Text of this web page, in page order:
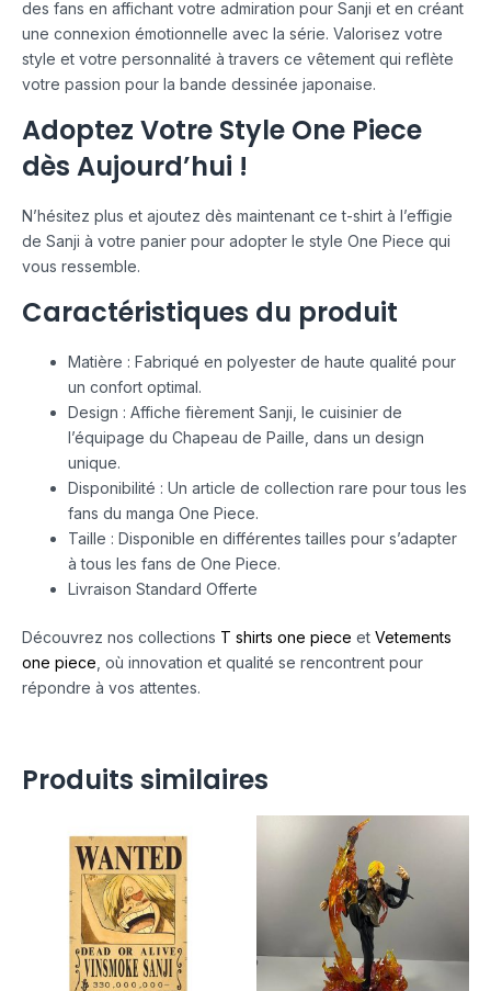
des fans en affichant votre admiration pour Sanji et en créant
une connexion émotionnelle avec la série. Valorisez votre
style et votre personnalité à travers ce vêtement qui reflète
votre passion pour la bande dessinée japonaise.
Adoptez Votre Style One Piece
dès Aujourd’hui !
N’hésitez plus et ajoutez dès maintenant ce t-shirt à l’effigie
de Sanji à votre panier pour adopter le style One Piece qui
vous ressemble.
Caractéristiques du produit
Matière : Fabriqué en polyester de haute qualité pour
un confort optimal.
Design : Affiche fièrement Sanji, le cuisinier de
l’équipage du Chapeau de Paille, dans un design
unique.
Disponibilité : Un article de collection rare pour tous les
fans du manga One Piece.
Taille : Disponible en différentes tailles pour s’adapter
à tous les fans de One Piece.
Livraison Standard Offerte
Découvrez nos collections T shirts one piece et Vetements
one piece , où innovation et qualité se rencontrent pour
répondre à vos attentes.
Produits similaires